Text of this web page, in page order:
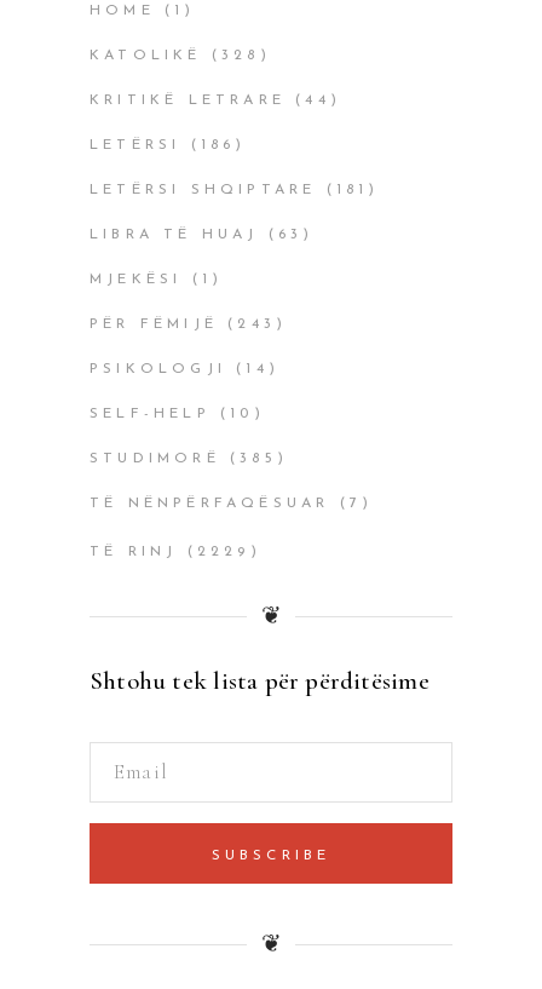
HOME (1)
KATOLIKË (328)
KRITIKË LETRARE (44)
LETËRSI (186)
LETËRSI SHQIPTARE (181)
LIBRA TË HUAJ (63)
MJEKËSI (1)
PËR FËMIJË (243)
PSIKOLOGJI (14)
SELF-HELP (10)
STUDIMORË (385)
TË NËNPËRFAQËSUAR (7)
TË RINJ (2229)
❦
Shtohu tek lista për përditësime
SUBSCRIBE
❦